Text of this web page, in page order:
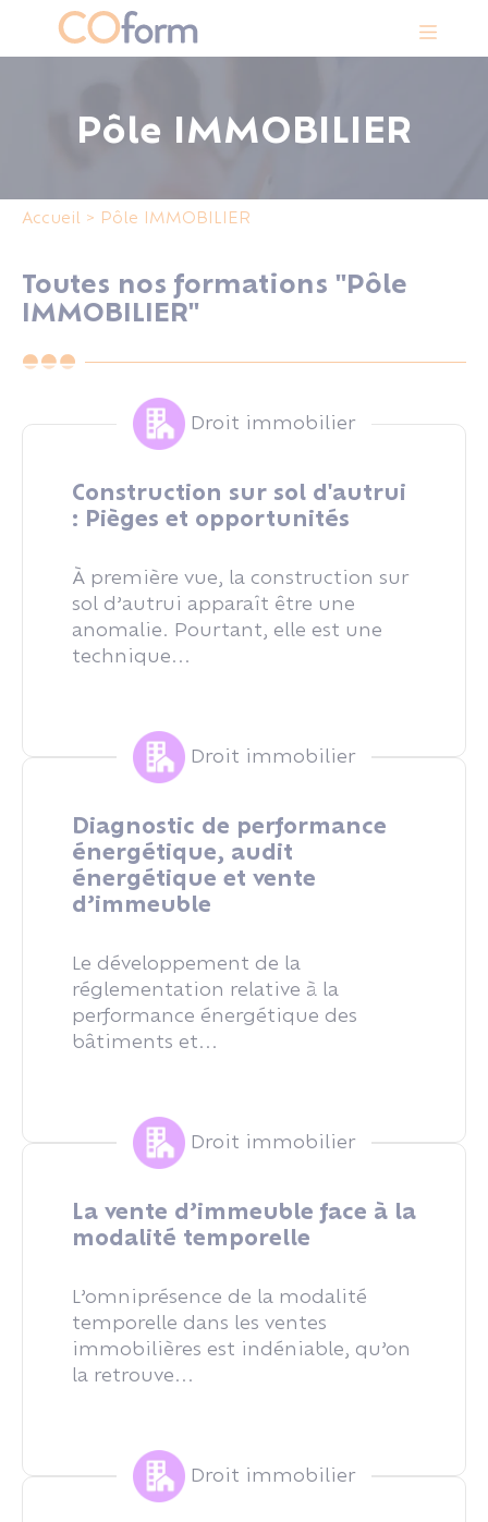
Pôle IMMOBILIER
Accueil > Pôle IMMOBILIER
Toutes nos formations "Pôle
IMMOBILIER"
Droit immobilier
Construction sur sol d'autrui
: Pièges et opportunités
À première vue, la construction sur
sol d’autrui apparaît être une
anomalie. Pourtant, elle est une
technique...
Droit immobilier
Diagnostic de performance
énergétique, audit
énergétique et vente
d’immeuble
Le développement de la
réglementation relative à la
performance énergétique des
bâtiments et...
Droit immobilier
La vente d’immeuble face à la
modalité temporelle
L’omniprésence de la modalité
temporelle dans les ventes
immobilières est indéniable, qu’on
la retrouve...
Droit immobilier
Panneau de gestion des cookies